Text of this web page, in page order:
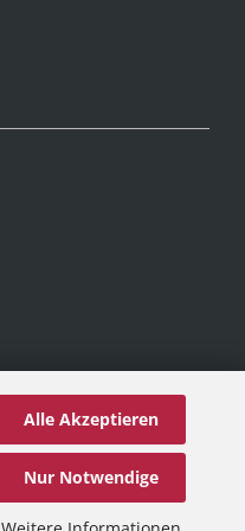
Alle Akzeptieren
Nur Notwendige